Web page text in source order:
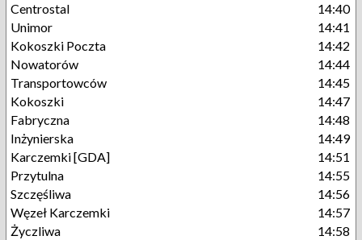
Centrostal
14:40
Unimor
14:41
Kokoszki Poczta
14:42
Nowatorów
14:44
Transportowców
14:45
Kokoszki
14:47
Fabryczna
14:48
Inżynierska
14:49
Karczemki [GDA]
14:51
Przytulna
14:55
Szczęśliwa
14:56
Węzeł Karczemki
14:57
Życzliwa
14:58